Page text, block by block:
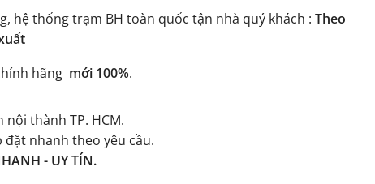
hệ thống trạm BH toàn quốc tận nhà quý khách : Theo
hãng mới 100%.
thành TP. HCM.
nhanh theo yêu cầu.
- UY TÍN.